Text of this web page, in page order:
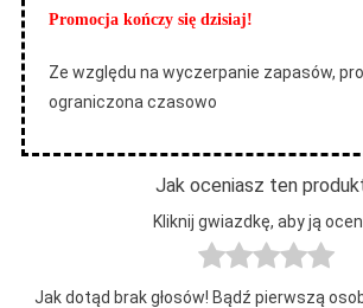
Promocja kończy się dzisiaj!
Ze względu na wyczerpanie zapasów,
ograniczona czasowo
Jak oceniasz ten
Kliknij gwiazdkę, aby ją
Jak dotąd brak głosów! Bądź pierwszą